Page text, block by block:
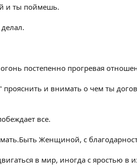
и ты поймешь.
постепенно прогревая
и внимать о чем ты
все.
Женщиной, с
в мир, иногда с яростью в